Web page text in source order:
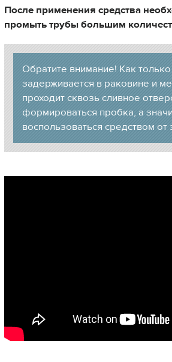
После применения средства
промыть трубы большим
Обратите внимание! Как
задерживается в раковине и
проходит сквозь сливное
формироваться пробка, а
воспользоваться средством от